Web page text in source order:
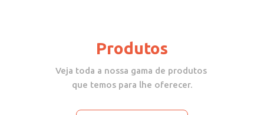
Produtos
Veja toda a nossa gama de produtos
que temos para lhe oferecer.